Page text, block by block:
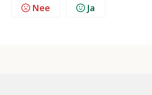
Nee Ja